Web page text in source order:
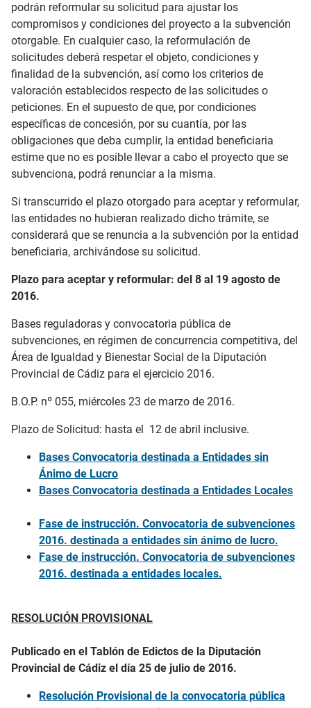
podrán reformular su solicitud para ajustar los
compromisos y condiciones del proyecto a la subvención
otorgable. En cualquier caso, la reformulación de
solicitudes deberá respetar el objeto, condiciones y
finalidad de la subvención, así como los criterios de
valoración establecidos respecto de las solicitudes o
peticiones. En el supuesto de que, por condiciones
específicas de concesión, por su cuantía, por las
obligaciones que deba cumplir, la entidad beneficiaria
estime que no es posible llevar a cabo el proyecto que se
subvenciona, podrá renunciar a la misma.
Si transcurrido el plazo otorgado para aceptar y reformular,
las entidades no hubieran realizado dicho trámite, se
considerará que se renuncia a la subvención por la entidad
beneficiaria, archivándose su solicitud.
Plazo para aceptar y reformular: del 8 al 19 agosto de
2016.
Bases reguladoras y convocatoria pública de
subvenciones, en régimen de concurrencia competitiva, del
Área de Igualdad y Bienestar Social de la Diputación
Provincial de Cádiz para el ejercicio 2016.
B.O.P. nº 055, miércoles 23 de marzo de 2016.
Plazo de Solicitud: hasta el 12 de abril inclusive.
Bases Convocatoria destinada a Entidades sin
Ánimo de Lucro
Bases Convocatoria destinada a Entidades Locales
Fase de instrucción. Convocatoria de subvenciones
2016. destinada a entidades sin ánimo de lucro.
Fase de instrucción. Convocatoria de subvenciones
2016. destinada a entidades locales.
RESOLUCIÓN PROVISIONAL
Publicado en el Tablón de Edictos de la Diputación
Provincial de Cádiz el día 25 de julio de 2016.
Resolución Provisional de la convocatoria pública